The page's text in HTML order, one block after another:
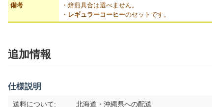
備考
・焙煎具合は選べません。
・ レギュラーコーヒーのセットです。
追加情報
仕様説明
送料について:
北海道・沖縄県への配送